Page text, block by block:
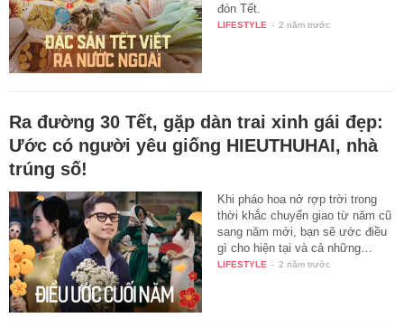
đón Tết.
LIFESTYLE - 2 năm trước
Ra đường 30 Tết, gặp dàn trai xinh gái đẹp:
Ước có người yêu giống HIEUTHUHAI, nhà
trúng số!
Khi pháo hoa nở rợp trời trong
thời khắc chuyển giao từ năm cũ
sang năm mới, bạn sẽ ước điều
gì cho hiện tại và cả những…
LIFESTYLE - 2 năm trước